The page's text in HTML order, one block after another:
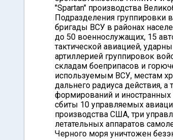
"Spartan" производства
Подразделения группировки
бригады ВСУ в районах
до 50 военнослужащих, 15
тактической авиацией,
артиллерией группировок
складам боеприпасов и
используемым ВСУ, местам
дальнего радиуса действия,
формирований и
сбиты 10 управляемых
производства США, три
летательных аппаратов
Черного моря уничтожен